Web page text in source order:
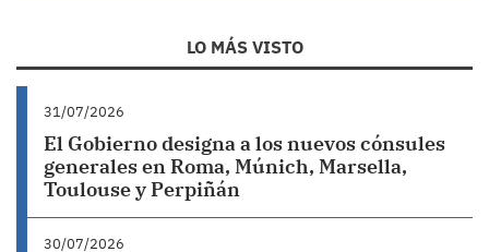
LO MÁS VISTO
31/07/2026
El Gobierno designa a los nuevos cónsules
generales en Roma, Múnich, Marsella,
Toulouse y Perpiñán
30/07/2026